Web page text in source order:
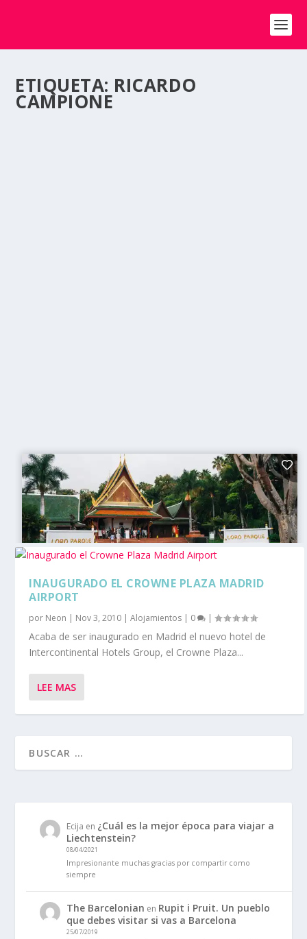
ETIQUETA: RICARDO
CAMPIONE
INAUGURADO EL CROWNE PLAZA MADRID
AIRPORT
por Neon | Nov 3, 2010 |Alojamientos | 0 |
Acaba de ser inaugurado en Madrid el nuevo hotel de
Intercontinental Hotels Group, el Crowne Plaza...
LEE MAS
Ecija en ¿Cuál es la mejor época para viajar a
Liechtenstein?
08/04/2021
Impresionante muchas gracias por compartir como
siempre
The Barcelonian en Rupit i Pruit. Un pueblo
que debes visitar si vas a Barcelona
25/07/2019